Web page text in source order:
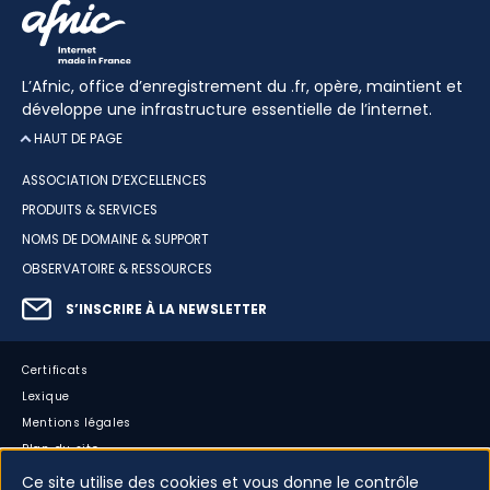
L’Afnic, office d’enregistrement du .fr, opère, maintient et
développe une infrastructure essentielle de l’internet.
HAUT DE PAGE
ASSOCIATION D’EXCELLENCES
PRODUITS & SERVICES
NOMS DE DOMAINE & SUPPORT
OBSERVATOIRE & RESSOURCES
S’INSCRIRE À LA NEWSLETTER
Certificats
Lexique
Mentions légales
Plan du site
Accessibilité : partiellement conforme
Ce site utilise des cookies et vous donne le contrôle